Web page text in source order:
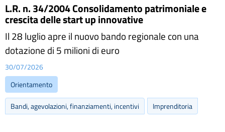
L.R. n. 34/2004 Consolidamento patrimoniale e
crescita delle start up innovative
Il 28 luglio apre il nuovo bando regionale con una
dotazione di 5 milioni di euro
30/07/2026
Orientamento
Bandi, agevolazioni, finanziamenti, incentivi Imprenditoria